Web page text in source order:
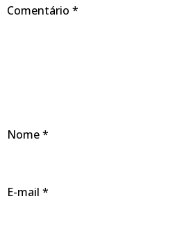
Comentário *
Nome*
E-mail *